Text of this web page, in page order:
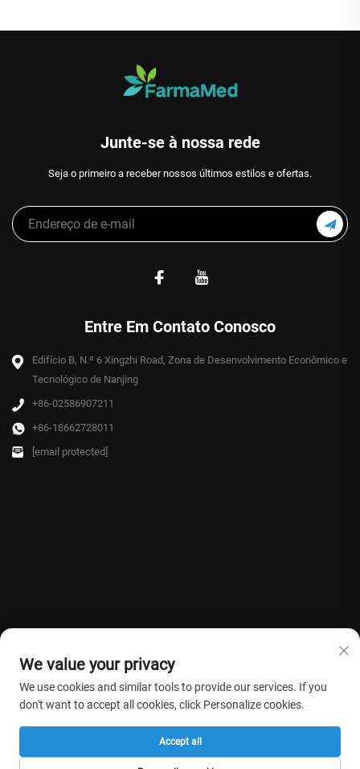
Junte-se à nossa rede
Seja o primeiro a receber nossos últimos estilos e ofertas.
Entre Em Contato Conosco
Edifício B, N.º 6 Xingzhi Road, Zona de Desenvolvimento Econômico e
Tecnológico de Nanjing
+86-02586907211
+86-18662728011
[email protected]
Direitos autorais © 2026 Farmasino Medical Co.,Ltd. Todos os direitos
Política de privacidade
We value your privacy
We use cookies and similar tools to provide our services. If you
don't want to accept all cookies, click Personalize cookies.
Accept all